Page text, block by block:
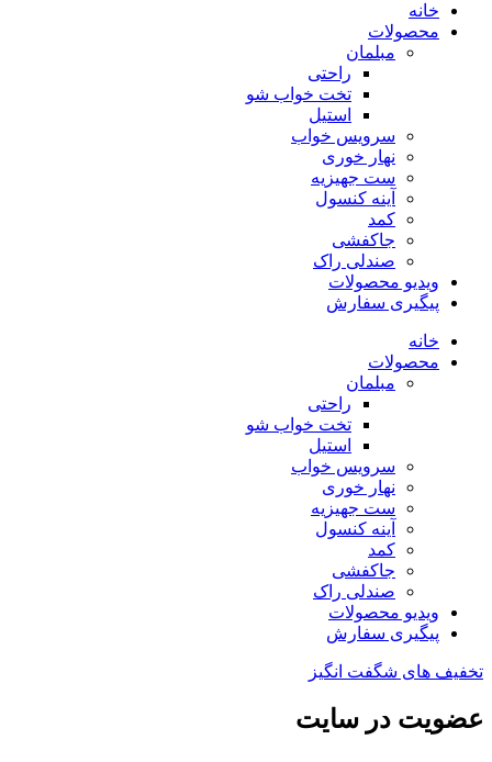
خانه
محصولات
مبلمان
راحتی
تخت خواب شو
استیل
سرویس خواب
نهار خوری
ست جهیزیه
آینه کنسول
کمد
جاکفشی
صندلی راک
ویدیو محصولات
پیگیری سفارش
خانه
محصولات
مبلمان
راحتی
تخت خواب شو
استیل
سرویس خواب
نهار خوری
ست جهیزیه
آینه کنسول
کمد
جاکفشی
صندلی راک
ویدیو محصولات
پیگیری سفارش
تخفیف های شگفت انگیز
عضویت در سایت